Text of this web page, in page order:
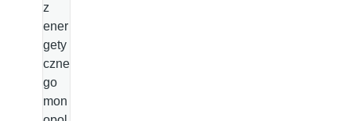
z
ener
gety
czne
go
mon